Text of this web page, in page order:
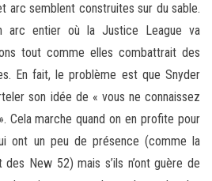
arc semblent construites sur du sable.
arc entier où la Justice League va
tout comme elles combattrait des
En fait, le problème est que Snyder
son idée de « vous ne connaissez
Cela marche quand on en profite pour
ont un peu de présence (comme la
New 52) mais s’ils n’ont guère de